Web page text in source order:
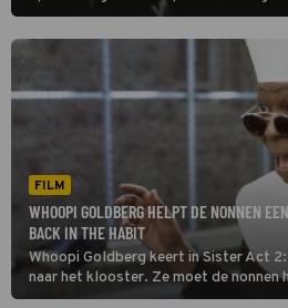
een make-over.
FILM
WHOOPI GOLDBERG HELPT DE NONNEN
BACK IN THE HABIT
Whoopi Goldberg keert in Sister Act
naar het klooster. Ze moet de nonnen
redden van een school die dreigt te